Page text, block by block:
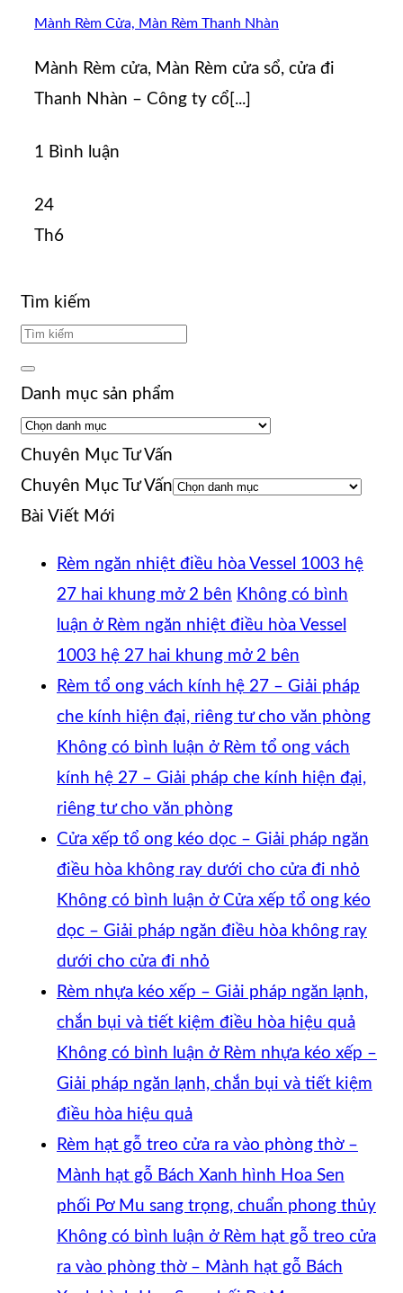
Mành Rèm Cửa, Màn Rèm Thanh Nhàn
Mành Rèm cửa, Màn Rèm cửa sổ, cửa đi
Thanh Nhàn – Công ty cổ[...]
1 Bình luận
24
Th6
Tìm kiếm
Danh mục sản phẩm
Chuyên Mục Tư Vấn
Chuyên Mục Tư Vấn
Bài Viết Mới
Rèm ngăn nhiệt điều hòa Vessel 1003 hệ
27 hai khung mở 2 bên Không có bình
luận ở Rèm ngăn nhiệt điều hòa Vessel
1003 hệ 27 hai khung mở 2 bên
Rèm tổ ong vách kính hệ 27 – Giải pháp
che kính hiện đại, riêng tư cho văn phòng
Không có bình luận ở Rèm tổ ong vách
kính hệ 27 – Giải pháp che kính hiện đại,
riêng tư cho văn phòng
Cửa xếp tổ ong kéo dọc – Giải pháp ngăn
điều hòa không ray dưới cho cửa đi nhỏ
Không có bình luận ở Cửa xếp tổ ong kéo
dọc – Giải pháp ngăn điều hòa không ray
dưới cho cửa đi nhỏ
Rèm nhựa kéo xếp – Giải pháp ngăn lạnh,
chắn bụi và tiết kiệm điều hòa hiệu quả
Không có bình luận ở Rèm nhựa kéo xếp –
Giải pháp ngăn lạnh, chắn bụi và tiết kiệm
điều hòa hiệu quả
Rèm hạt gỗ treo cửa ra vào phòng thờ –
Mành hạt gỗ Bách Xanh hình Hoa Sen
phối Pơ Mu sang trọng, chuẩn phong thủy
Không có bình luận ở Rèm hạt gỗ treo cửa
ra vào phòng thờ – Mành hạt gỗ Bách